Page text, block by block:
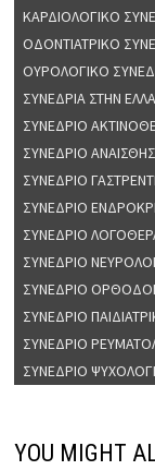
ΚΑΡΔΙΟΛΟΓΙΚΌ
ΟΔΟΝΤΙΑΤΡΙΚΌ
ΟΥΡΟΛΟΓΙΚΌ
ΣΥΝΈΔΡΙΑ ΣΤΗΝ
ΣΥΝΈΔΡΙΟ
ΣΥΝΈΔΡΙΟ
ΣΥΝΈΔΡΙΟ
ΣΥΝΈΔΡΙΟ
ΣΥΝΈΔΡΙΟ
ΣΥΝΈΔΡΙΟ
ΣΥΝΈΔΡΙΟ
ΣΥΝΈΔΡΙΟ
ΣΥΝΈΔΡΙΟ
ΣΥΝΈΔΡΙΟ
YOU MIGHT